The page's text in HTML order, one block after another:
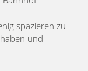
spazieren zu
und